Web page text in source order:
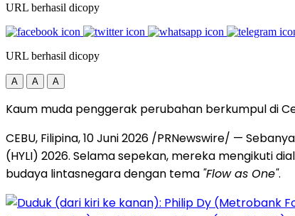
URL berhasil dicopy
URL berhasil dicopy
A A A
Kaum muda penggerak perubahan berkumpul di
CEBU, Filipina, 10 Juni 2026 /PRNewswire/ —
(HYLI) 2026. Selama sepekan, mereka mengikuti
budaya lintasnegara dengan tema "Flow as One".